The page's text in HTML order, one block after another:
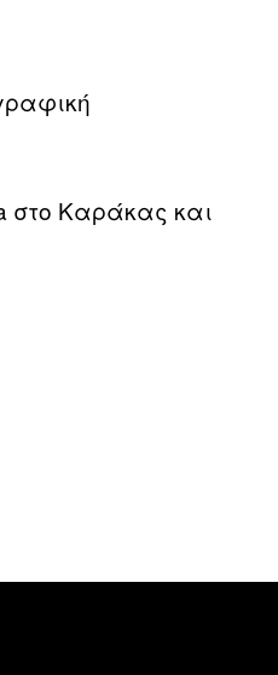
στο Καράκας και